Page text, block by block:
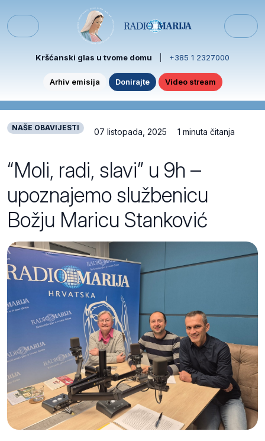
Menu
Kršćanski glas u tvome domu +385 1 2327000
Arhiv emisija Donirajte Video stream
NAŠE OBAVIJESTI 07 listopada, 2025 1 minuta čitanja
“Moli, radi, slavi” u 9h –
upoznajemo službenicu
Božju Maricu Stanković